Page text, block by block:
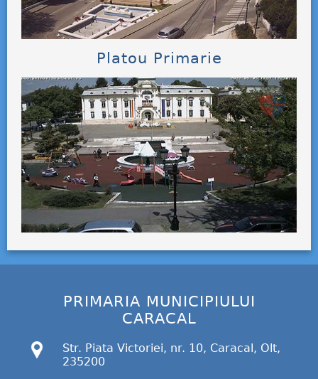
Platou Primarie
PRIMARIA MUNICIPIULUI
CARACAL
Str. Piata Victoriei, nr. 10, Caracal, Olt,
235200